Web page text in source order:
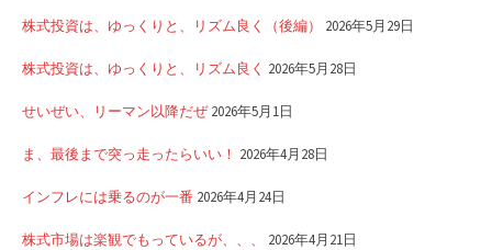
株式投資は、ゆっくりと、リズム良く（後編） 2026年5月29日
株式投資は、ゆっくりと、リズム良く 2026年5月28日
せいぜい、リーマン以降だぜ2026年5月1日
ま、最後まで突っ走ったらいい！ 2026年4月28日
インフレには乗るのが一番 2026年4月24日
株式市場は楽観でもっているが、、、 2026年4月21日